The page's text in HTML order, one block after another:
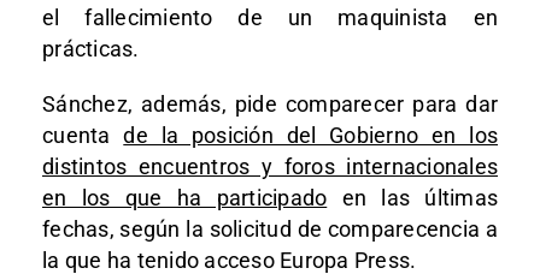
el fallecimiento de un maquinista en
prácticas.
Sánchez, además, pide comparecer para dar
cuentade la posición del Gobierno en los
distintos encuentros y foros internacionales
en los que ha participado en las últimas
fechas, según la solicitud de comparecencia a
la que ha tenido acceso Europa Press.